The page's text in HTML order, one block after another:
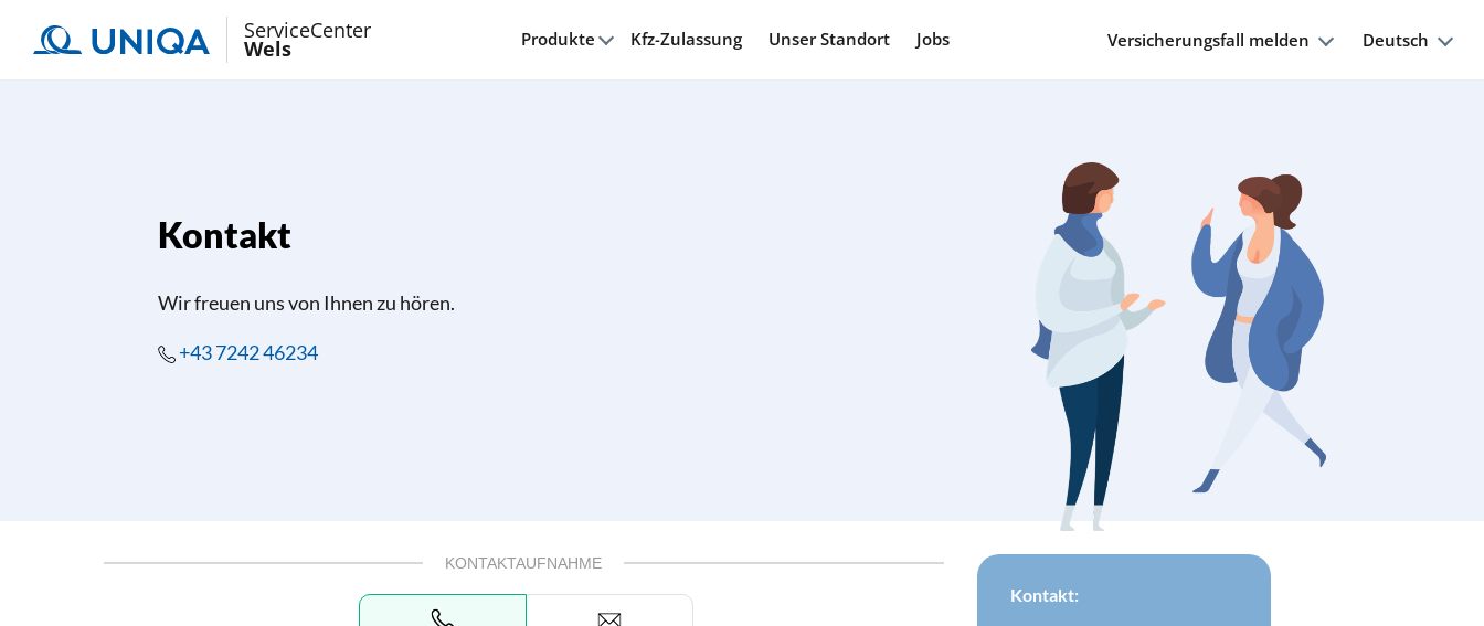
ServiceCenter
Wels Produkte Kfz-Zulassung Unser Standort Jobs Versicherungsfall melden Deutsch
Kontakt
Wir freuen uns von Ihnen zu hören.
+43 7242 46234
KONTAKTAUFNAHME
Kontakt: